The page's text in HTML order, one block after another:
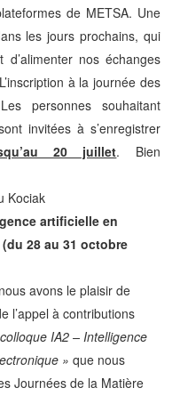
de METSA. Une
les jours prochains, qui
d’alimenter nos échanges
L’inscription à la journée des
personnes souhaitant
invitées à s’enregistrer
20 juillet. Bien
Kociak
artificielle en
28 au 31 octobre
avons le plaisir de
l’appel à contributions
IA2 – Intelligence
»que nous
Journées de la Matière